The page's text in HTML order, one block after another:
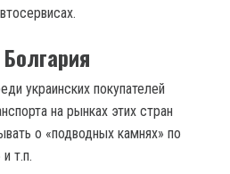
украинских покупателей
на рынках этих стран
о «подводных камнях» по
т.п.